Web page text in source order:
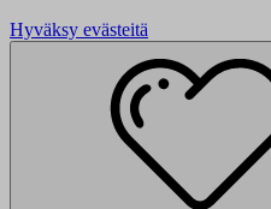
Hyväksy evästeitä